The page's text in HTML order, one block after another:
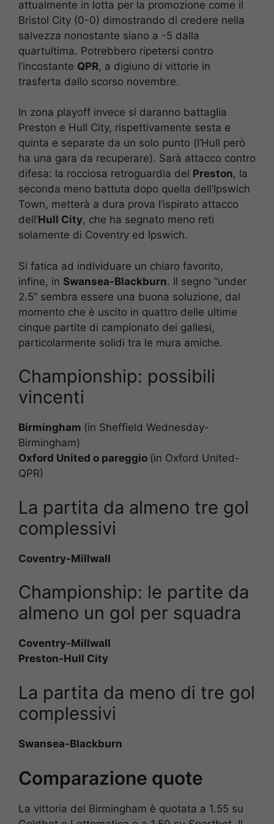
attualmente in lotta per la promozione come il
Bristol City (0-0) dimostrando di credere nella
salvezza nonostante siano a -5 dalla
quartultima. Potrebbero ripetersi contro
l’incostante QPR, a digiuno di vittorie in
trasferta dallo scorso novembre.
In zona playoff invece si daranno battaglia
Preston e Hull City, rispettivamente sesta e
quinta e separate da un solo punto (l’Hull però
ha una gara da recuperare). Sarà attacco contro
difesa: la rocciosa retroguardia del Preston, la
seconda meno battuta dopo quella dell’Ipswich
Town, metterà a dura prova l’ispirato attacco
dell’Hull City, che ha segnato meno reti
solamente di Coventry ed Ipswich.
Si fatica ad individuare un chiaro favorito,
infine, in Swansea-Blackburn. Il segno “under
2.5” sembra essere una buona soluzione, dal
momento che è uscito in quattro delle ultime
cinque partite di campionato dei gallesi,
particolarmente solidi tra le mura amiche.
Championship: possibili
vincenti
Birmingham (in Sheffield Wednesday-
Birmingham)
Oxford United o pareggio (in Oxford United-
QPR)
La partita da almeno tre gol
complessivi
Coventry-Millwall
Championship: le partite da
almeno un gol per squadra
Coventry-Millwall
Preston-Hull City
La partita da meno di tre gol
complessivi
Swansea-Blackburn
Comparazione quote
La vittoria del Birmingham è quotata a 1.55 su